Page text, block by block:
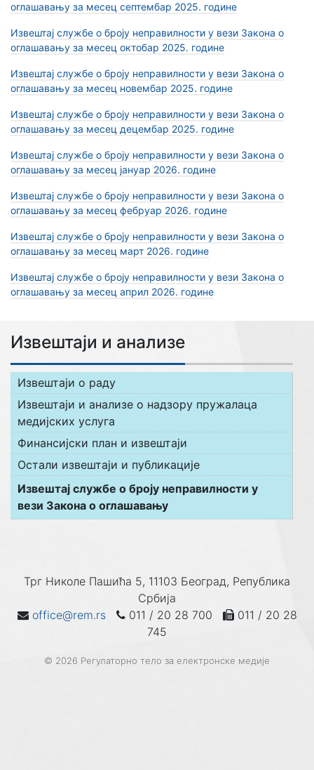
Извештаји и анализе
Извештаји о раду
Извештаји и анализе о надзору пружалаца
медијских услуга
Финансијски план и извештаји
Остали извештаји и публикације
Извештај службе о броју неправилности у
вези Закона о оглашавању
оглашавању за месец септембар 2025. године
Извештај службе о броју неправилности у вези Закона о
оглашавању за месец октобар 2025. године
Извештај службе о броју неправилности у вези Закона о
оглашавању за месец новембар 2025. године
Извештај службе о броју неправилности у вези Закона о
оглашавању за месец децембар 2025. године
Извештај службе о броју неправилности у вези Закона о
оглашавању за месец јануар 2026. године
Извештај службе о броју неправилности у вези Закона о
оглашавању за месец фебруар 2026. године
Извештај службе о броју неправилности у вези Закона о
оглашавању за месец март 2026. године
Извештај службе о броју неправилности у вези Закона о
оглашавању за месец април 2026. године
Трг Николе Пашића 5, 11103 Београд, Република
Србија
office@rem.rs
011 / 20 28 700
011 / 20 28
745
© 2026 Регулаторно тело за електронске медије